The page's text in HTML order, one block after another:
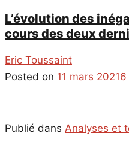
L’évolution des
cours des deux
Eric Toussaint
Posted on 11 mars 20216
Publié dans Analyses et